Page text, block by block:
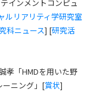
インメントコンピュ
ルリアリティ学研究室
科ニュース] [研究活
孝「HMDを用いた野
ーニング」[賞状]